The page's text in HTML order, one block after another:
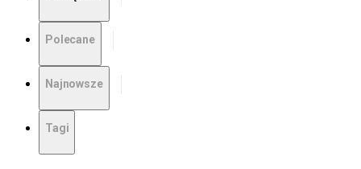
Polecane
Najnowsze
Tagi